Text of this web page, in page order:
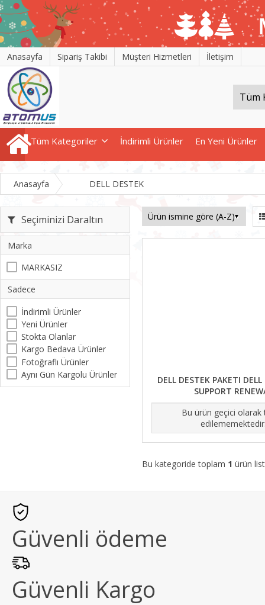
Anasayfa Sipariş Takibi Müşteri Hizmetleri İletişim
Tüm Kategoriler İndirimli Ürünler En Yeni Ürünler
Anasayfa DELL DESTEK
Seçiminizi Daraltın
Marka
MARKASIZ
Sadece
İndirimli Ürünler
Yeni Ürünler
Stokta Olanlar
Kargo Bedava Ürünler
Fotoğraflı Ürünler
Aynı Gün Kargolu Ürünler
DELL DESTEK PAKETI
SUPPORT
Bu ürün geçici olarak
Bu kategoride toplam 1 ürün
Güvenli ödeme
Güvenli Kargo